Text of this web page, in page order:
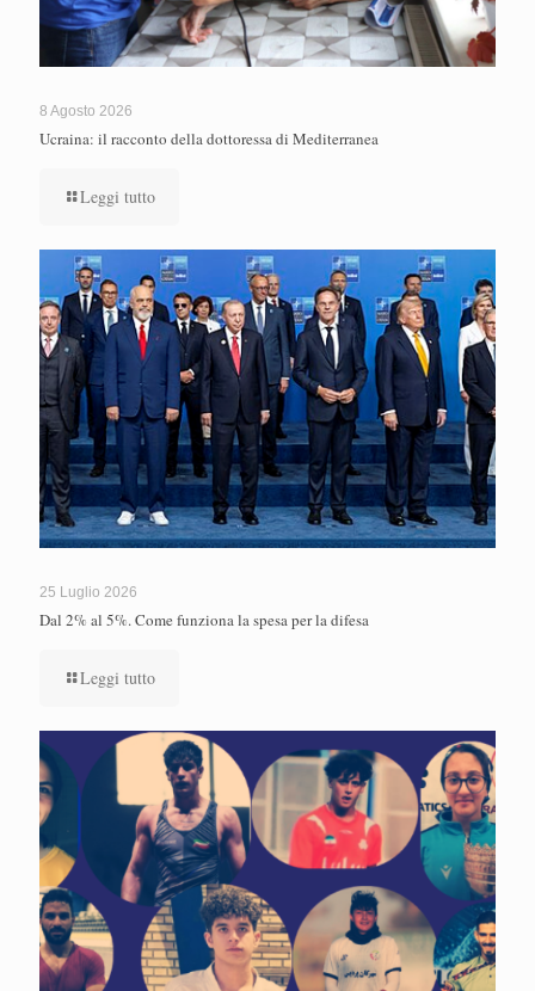
8 Agosto 2026
Ucraina: il racconto della dottoressa di Mediterranea
Leggi tutto
25 Luglio 2026
Dal 2% al 5%. Come funziona la spesa per la difesa
Leggi tutto